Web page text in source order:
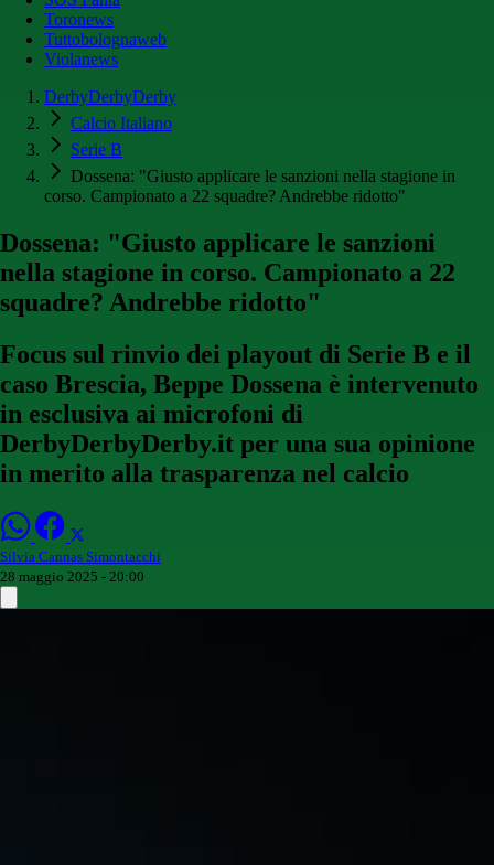
Toronews
Tuttobolognaweb
Violanews
DerbyDerbyDerby
Calcio Italiano
Serie B
Dossena: "Giusto applicare le sanzioni nella stagione in
corso. Campionato a 22 squadre? Andrebbe ridotto"
Dossena: "Giusto applicare le sanzioni
nella stagione in corso. Campionato a 22
squadre? Andrebbe ridotto"
Focus sul rinvio dei playout di Serie B e il
caso Brescia, Beppe Dossena è intervenuto
in esclusiva ai microfoni di
DerbyDerbyDerby.it per una sua opinione
in merito alla trasparenza nel calcio
Silvia Cannas Simontacchi
28 maggio 2025 - 20:00